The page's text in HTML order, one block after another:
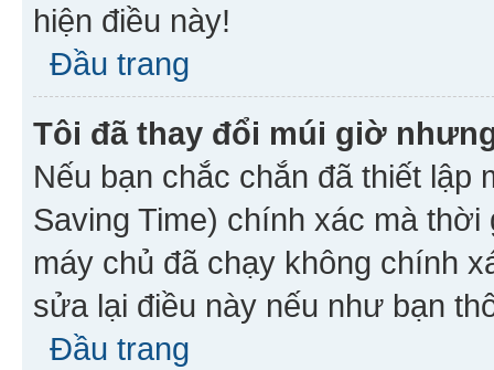
hiện điều này!
Đầu trang
Tôi đã thay đổi múi giờ
Nếu bạn chắc chắn đã thiết lập
Saving Time) chính xác mà
máy chủ đã chạy không chính
sửa lại điều này nếu như bạn
Đầu trang